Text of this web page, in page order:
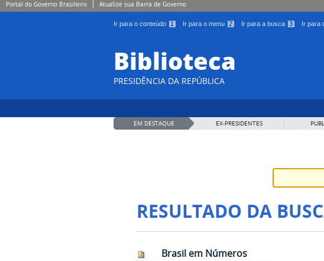
Portal do Governo Brasileiro Atualize sua Barra de Governo
Ir para o conteúdo 1 Ir para o menu 2 Ir para a busca 3 Ir para
Biblioteca
PRESIDÊNCIA DA REPÚBLICA
EM DESTAQUE EX-PRESIDENTES
RESULTADO DA
Brasil em Números